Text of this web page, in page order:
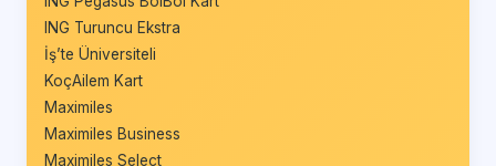
ING Turuncu Ekstra
İş’te Üniversiteli
KoçAilem Kart
Maximiles
Maximiles Business
Maximiles Select